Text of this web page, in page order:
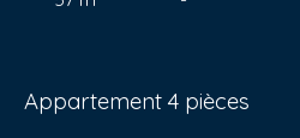
Appartement 4 pièces